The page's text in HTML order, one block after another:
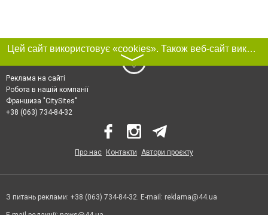
Цей сайт використовує «cookies». Також веб-сайт використовує інтернет-сервіс для збору технічних даних стосовно відвідувачів з метою отримання маркетингової та статистичної інформації. Умови обробки даних відвідувачів сайту див.
〉
Реклама на сайті
Робота в нашій компанії
Франшиза "CitySites"
+38 (063) 734-84-32
Про нас Контакти Автори проєкту
З питань реклами: +38 (063) 734-84-32. E-mail: reklama@44.ua